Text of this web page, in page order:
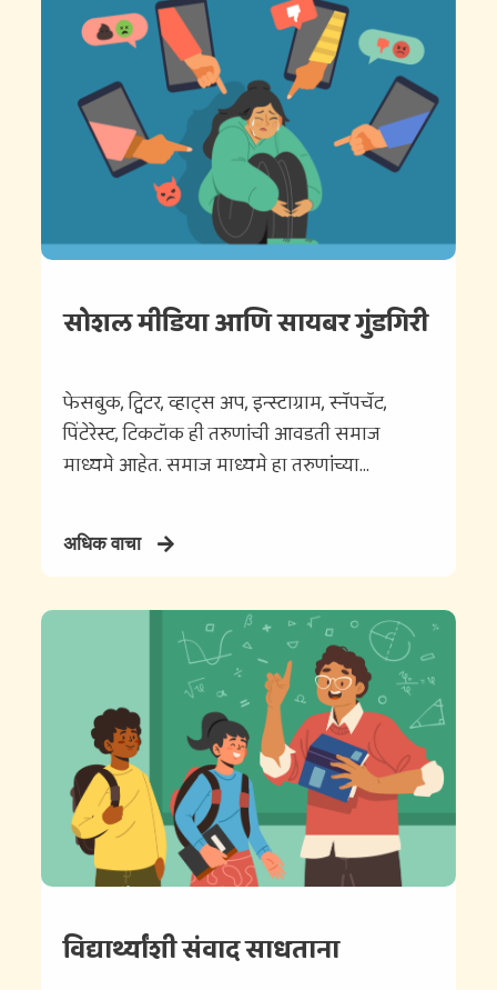
सोशल मीडिया आणि सायबर गुंडगिरी
फेसबुक, ट्विटर, व्हाट्स अप, इन्स्टाग्राम, स्नॅपचॅट,
पिंटेरेस्ट, टिकटॉक ही तरुणांची आवडती समाज
माध्यमे आहेत. समाज माध्यमे हा तरुणांच्या...
अधिक वाचा
विद्यार्थ्यांशी संवाद साधताना